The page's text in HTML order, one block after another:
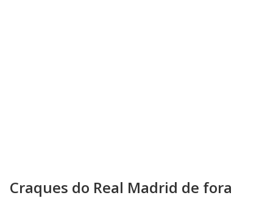
Craques do Real Madrid de fora